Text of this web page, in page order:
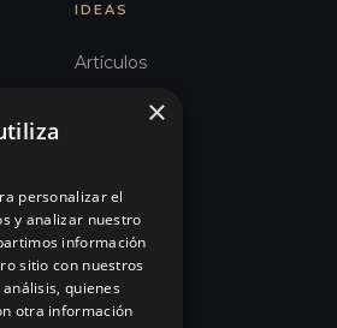
IDEAS
Artículos
Podcast
Manifiesto
Eventos
×
personalizar el
y analizar nuestro
información
sitio con nuestros
quienes
otra información